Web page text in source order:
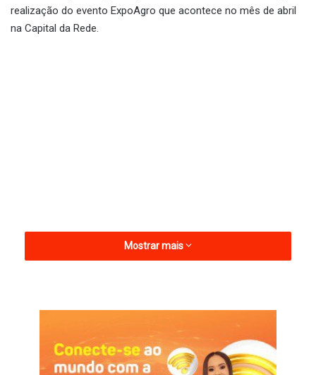
realização do evento ExpoAgro que acontece no mês de abril
na Capital da Rede.
Gerfeson compartilhou a informação nas redes sociais com a
positividade da recepção pelo secretário Hugo.
Mostrar mais